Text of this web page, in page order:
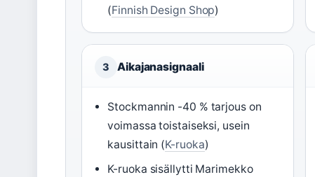
(Finnish Design Shop)
3 Aikajanasignaali
Stockmannin -40 % tarjous on
voimassa toistaiseksi, usein
kausittain (K-ruoka)
K-ruoka sisällytti Marimekko